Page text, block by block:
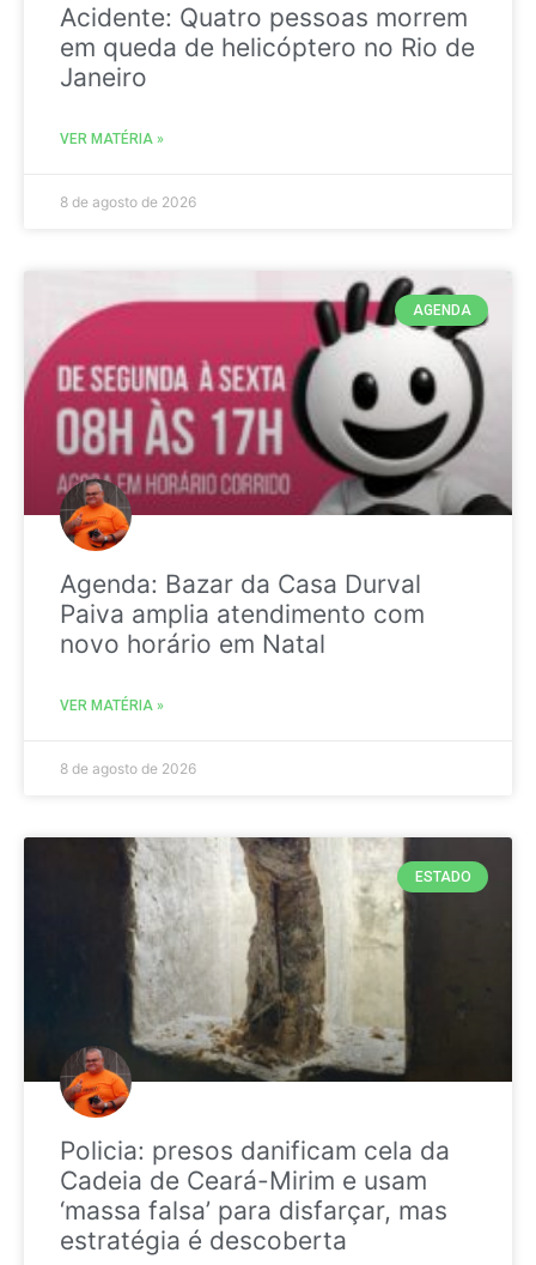
Acidente: Quatro pessoas morrem
em queda de helicóptero no Rio de
Janeiro
VER MATÉRIA »
8 de agosto de 2026
AGENDA
Agenda: Bazar da Casa Durval
Paiva amplia atendimento com
novo horário em Natal
VER MATÉRIA »
8 de agosto de 2026
ESTADO
Policia: presos danificam cela da
Cadeia de Ceará-Mirim e usam
‘massa falsa’ para disfarçar, mas
estratégia é descoberta